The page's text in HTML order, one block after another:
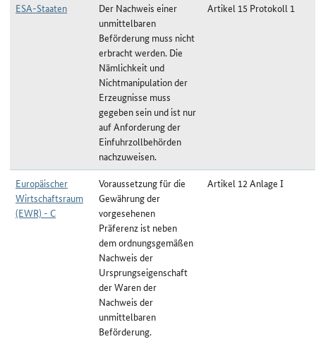
ESA-Staaten
Der Nachweis einer
unmittelbaren
Beförderung muss nicht
erbracht werden. Die
Nämlichkeit und
Nichtmanipulation der
Erzeugnisse muss
gegeben sein und ist nur
auf Anforderung der
Einfuhrzollbehörden
nachzuweisen.
Artikel 15 Protokoll 1
Europäischer
Wirtschaftsraum
(EWR) - C
Voraussetzung für die
Gewährung der
vorgesehenen
Präferenz ist neben
dem ordnungsgemäßen
Nachweis der
Ursprungseigenschaft
der Waren der
Nachweis der
unmittelbaren
Beförderung.
Artikel 12 Anlage I